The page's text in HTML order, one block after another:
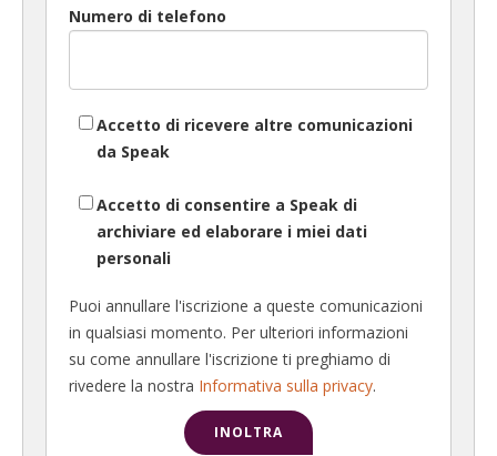
Numero di telefono
Accetto di ricevere altre comunicazioni
da Speak
Accetto di consentire a Speak di
archiviare ed elaborare i miei dati
personali
Puoi annullare l'iscrizione a queste comunicazioni
in qualsiasi momento. Per ulteriori informazioni
su come annullare l'iscrizione ti preghiamo di
rivedere la nostra Informativa sulla privacy.